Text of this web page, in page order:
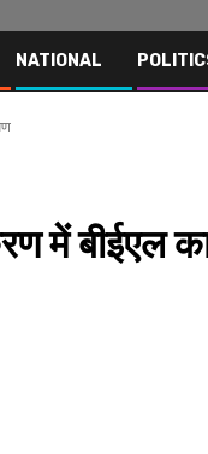
NATIONAL
बीईएल का